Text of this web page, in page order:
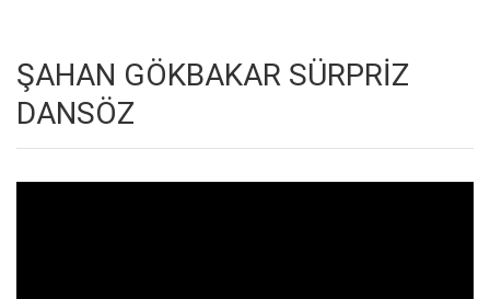
ŞAHAN GÖKBAKAR SÜRPRİZ
DANSÖZ